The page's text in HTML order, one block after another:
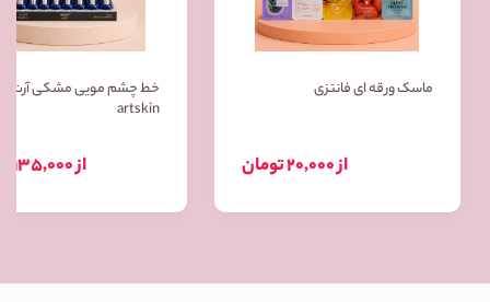
ماسک ورقه ای فانتزی
از 20,000 تومان
خط چشم مویی مشکی آرت
artskin
از 135,000 تومان